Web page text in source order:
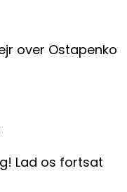
over Ostapenko
Lad os fortsat